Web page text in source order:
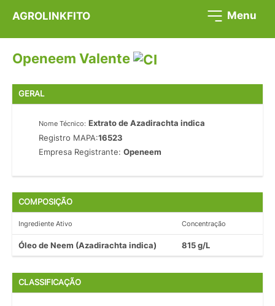
AGROLINKFITO Menu
Openeem Valente
GERAL
Nome Técnico: Extrato de Azadirachta indica
Registro MAPA:16523
Empresa Registrante:Openeem
COMPOSIÇÃO
Ingrediente Ativo Concentração
Óleo de Neem (Azadirachta indica) 815 g/L
CLASSIFICAÇÃO